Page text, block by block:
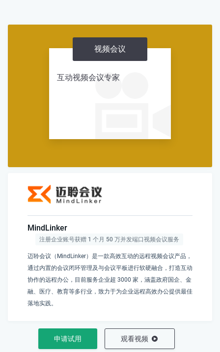
视频会议
互动视频会议专家
MindLinker
注册企业账号获赠 1 个月 50 万并发端口视频会议服务
迈聆会议（MindLinker）是一款高效互动的远程视频会议产品，
通过内置的会议闭环管理及与会议平板进行软硬融合，打造互动
协作的远程办公，目前服务企业超 3000 家，涵盖政府国企、金
融、医疗、教育等多行业，致力于为企业远程高效办公提供最佳
落地实践。
申请试用 观看视频